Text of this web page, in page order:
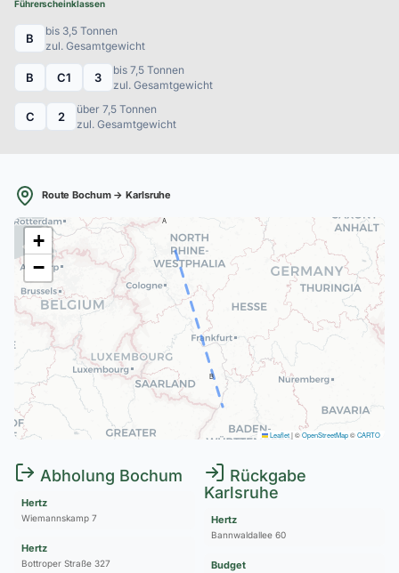
Führerscheinklassen
B
bis 3,5 Tonnen
zul. Gesamtgewicht
B C1 3
bis 7,5 Tonnen
zul. Gesamtgewicht
C 2
über 7,5 Tonnen
zul. Gesamtgewicht
Route Bochum → Karlsruhe
A
B
+
−
Leaflet|©OpenStreetMap©CARTO
Abholung Bochum
Hertz
Wiemannskamp 7
Hertz
Bottroper Straße 327
Rückgabe
Karlsruhe
Hertz
Bannwaldallee 60
Budget